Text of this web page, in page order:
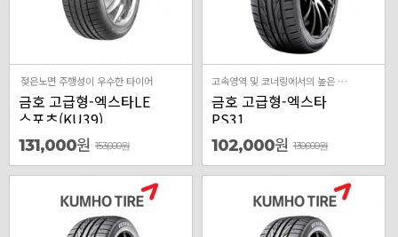
젖은노면 주행성이 우수한 타이어
금호 고급형-엑스타LE
스포츠(KU39)
131,000원 153,000원
고속영역 및 코너링에서의 높은 밸런스 성능,젖은 노면에서의 성능을 강화한 타이어
금호 고급형-엑스타
PS31
102,000원 130,000원